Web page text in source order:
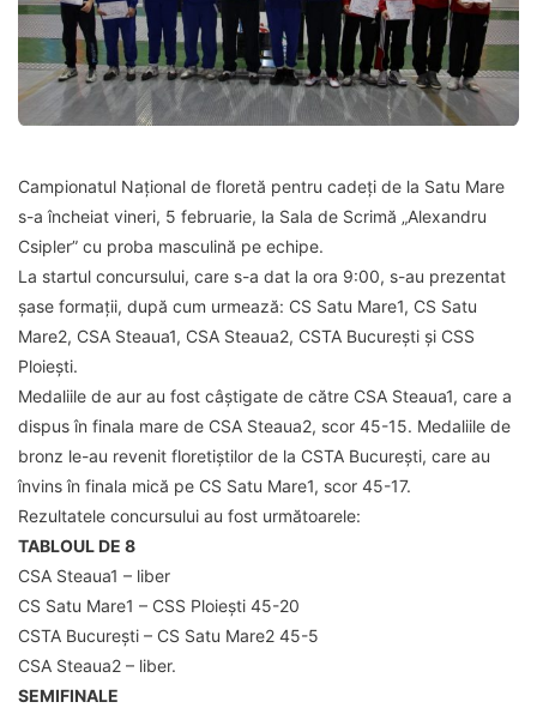
Campionatul Național de floretă pentru cadeți de la Satu Mare
s-a încheiat vineri, 5 februarie, la Sala de Scrimă „Alexandru
Csipler” cu proba masculină pe echipe.
La startul concursului, care s-a dat la ora 9:00, s-au prezentat
șase formații, după cum urmează: CS Satu Mare1, CS Satu
Mare2, CSA Steaua1, CSA Steaua2, CSTA București și CSS
Ploiești.
Medaliile de aur au fost câștigate de către CSA Steaua1, care a
dispus în finala mare de CSA Steaua2, scor 45-15. Medaliile de
bronz le-au revenit floretiștilor de la CSTA București, care au
învins în finala mică pe CS Satu Mare1, scor 45-17.
Rezultatele concursului au fost următoarele:
TABLOUL DE 8
CSA Steaua1 – liber
CS Satu Mare1 – CSS Ploiești 45-20
CSTA București – CS Satu Mare2 45-5
CSA Steaua2 – liber.
SEMIFINALE